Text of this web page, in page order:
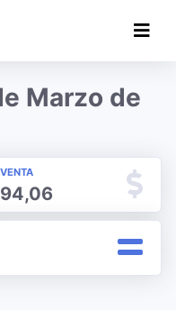
Marzo de
VENTA
94,06